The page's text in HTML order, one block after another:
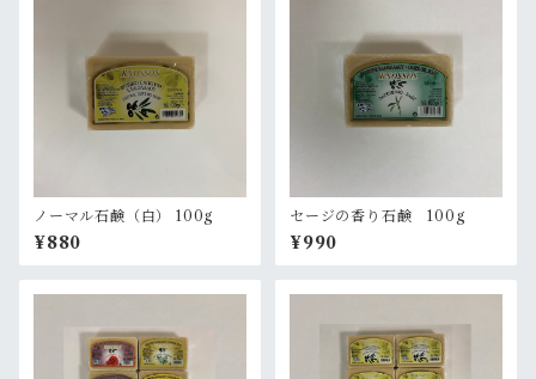
ノーマル石鹸（白） 100g
¥880
セージの香り石鹸 100g
¥990